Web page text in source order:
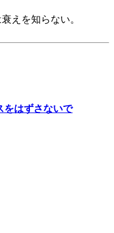
えを知らない。
をはずさないで